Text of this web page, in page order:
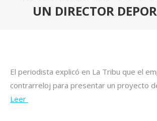
UN DIRECTOR
El periodista explicó en La Tribu que el
contrarreloj para presentar un proyecto
Leer